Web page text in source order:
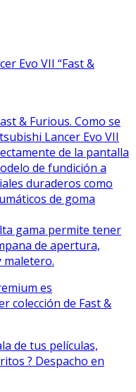
Evo VII “Fast &
& Furious. Como se
Lancer Evo VII
de la pantalla
de fundición a
duraderos como
de goma
gama permite tener
de apertura,
es
colección de Fast &
de tus películas,
? Despacho en